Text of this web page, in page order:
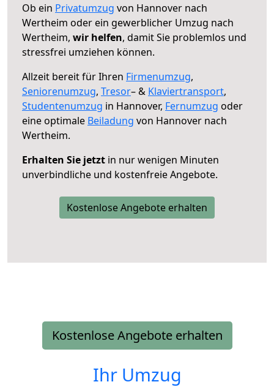
Ob ein Privatumzug von Hannover nach
Wertheim oder ein gewerblicher Umzug nach
Wertheim, wir helfen, damit Sie problemlos und
stressfrei umziehen können.
Allzeit bereit für Ihren Firmenumzug,
Seniorenumzug, Tresor– & Klaviertransport,
Studentenumzug in Hannover, Fernumzug oder
eine optimale Beiladung von Hannover nach
Wertheim.
Erhalten Sie jetzt in nur wenigen Minuten
unverbindliche und kostenfreie Angebote.
Kostenlose Angebote erhalten
Kostenlose Angebote erhalten
Ihr Umzug